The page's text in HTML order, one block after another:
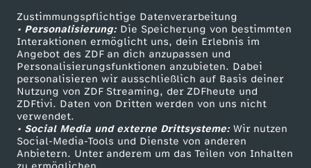
Zustimmungspflichtige Datenverarbeitung
• Personalisierung:Die Speicherung von bestimmten
Interaktionen ermöglicht uns, dein Erlebnis im
Angebot des ZDF an dich anzupassen und
Personalisierungsfunktionen anzubieten. Dabei
personalisieren wir ausschließlich auf Basis deiner
Nutzung von ZDF Streaming, der ZDFheute und
ZDFtivi. Daten von Dritten werden von uns nicht
verwendet.
• Social Media und externe Drittsysteme:Wir nutzen
Social-Media-Tools und Dienste von anderen
Anbietern. Unter anderem um das Teilen von Inhalten
Livestreams
Sendungen A-Z
TV-Programm
Zuschauerservice
Hilfe
ZDF Unternehmen
Karriere